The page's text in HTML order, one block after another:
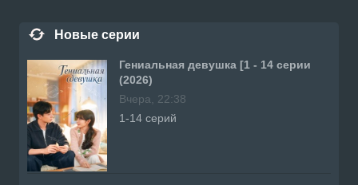
Новые серии
Гениальная девушка [1 - 14 серии
(2026)
Вчера, 22:38
1-14 серий